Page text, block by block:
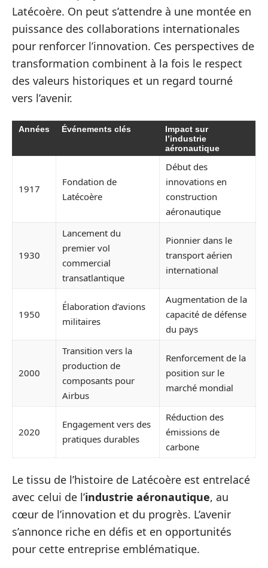
Latécoère. On peut s’attendre à une montée en
puissance des collaborations internationales
pour renforcer l’innovation. Ces perspectives de
transformation combinent à la fois le respect
des valeurs historiques et un regard tourné
vers l’avenir.
Années Événements clés
Impact sur
l’industrie
aéronautique
1917
Fondation de
Latécoère
Début des
innovations en
construction
aéronautique
1930
Lancement du
premier vol
commercial
transatlantique
Pionnier dans le
transport aérien
international
1950
Élaboration d’avions
militaires
Augmentation de la
capacité de défense
du pays
2000
Transition vers la
production de
composants pour
Airbus
Renforcement de la
position sur le
marché mondial
2020
Engagement vers des
pratiques durables
Réduction des
émissions de
carbone
Le tissu de l’histoire de Latécoère est entrelacé
avec celui de l’industrie aéronautique, au
cœur de l’innovation et du progrès. L’avenir
s’annonce riche en défis et en opportunités
pour cette entreprise emblématique.